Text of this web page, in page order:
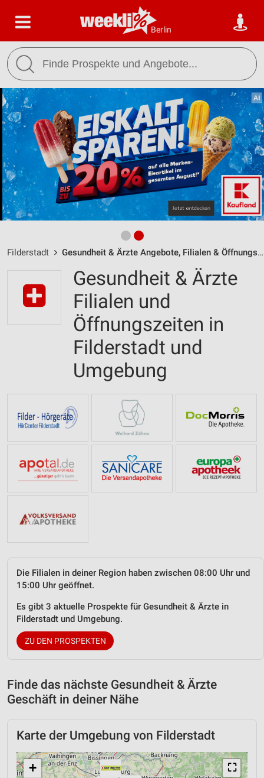
Berlin
Filderstadt Gesundheit & Ärzte Angebote, Filialen & Öffnungszeiten
Gesundheit & Ärzte
Filialen und
Öffnungszeiten in
Filderstadt und
Umgebung
Die Filialen in deiner Region haben zwischen 08:00 Uhr und
15:00 Uhr geöffnet.
Es gibt 3 aktuelle Prospekte für Gesundheit & Ärzte in
Filderstadt und Umgebung.
ZU DEN PROSPEKTEN
Finde das nächste Gesundheit & Ärzte
Geschäft in deiner Nähe
Karte der Umgebung von Filderstadt
⛶
+